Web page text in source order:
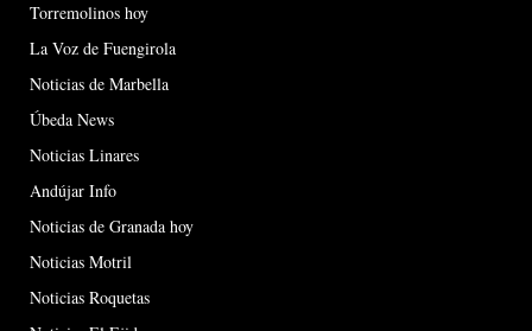
Torremolinos hoy
La Voz de Fuengirola
Noticias de Marbella
Úbeda News
Noticias Linares
Andújar Info
Noticias de Granada hoy
Noticias Motril
Noticias Roquetas